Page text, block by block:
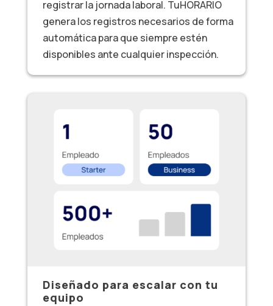
registrar la jornada laboral. TuHORARIO
genera los registros necesarios de forma
automática para que siempre estén
disponibles ante cualquier inspección.
Diseñado para escalar con tu
equipo